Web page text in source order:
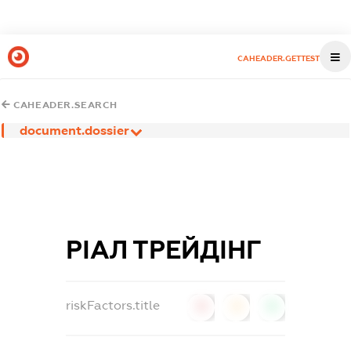
CAHEADER.GETTEST
CAHEADER.SEARCH
document.dossier
РІАЛ ТРЕЙДІНГ
riskFactors.title